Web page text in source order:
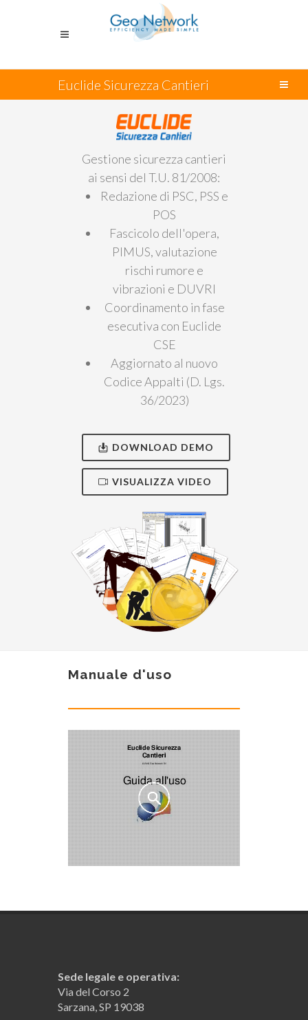
Euclide Sicurezza Cantieri
Gestione sicurezza cantieri
ai sensi del T.U. 81/2008:
Redazione di PSC, PSS e
POS
Fascicolo dell'opera,
PIMUS, valutazione
rischi rumore e
vibrazioni e DUVRI
Coordinamento in fase
esecutiva con Euclide
CSE
Aggiornato al nuovo
Codice Appalti (D. Lgs.
36/2023)
DOWNLOAD DEMO
VISUALIZZA VIDEO
Manuale d'uso
Sede legale e operativa:
Via del Corso 2
Sarzana, SP 19038